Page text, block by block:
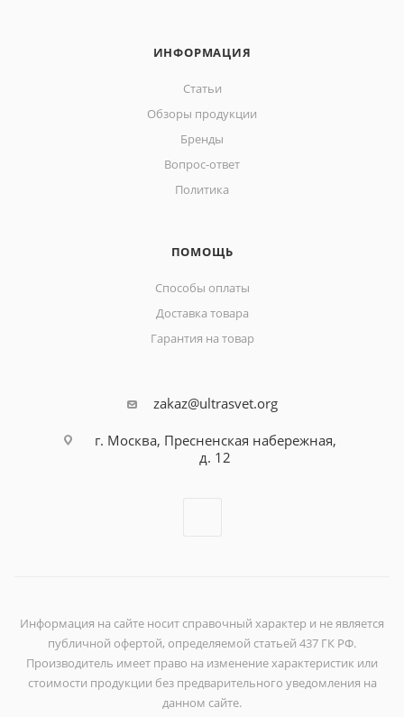
ИНФОРМАЦИЯ
Статьи
Обзоры продукции
Бренды
Вопрос-ответ
Политика
ПОМОЩЬ
Способы оплаты
Доставка товара
Гарантия на товар
zakaz@ultrasvet.org
г. Москва, Пресненская набережная,
д. 12
Информация на сайте носит справочный характер и не является
публичной офертой, определяемой статьей 437 ГК РФ.
Производитель имеет право на изменение характеристик или
стоимости продукции без предварительного уведомления на
данном сайте.